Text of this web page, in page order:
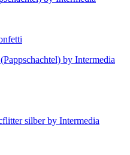
by Intermedia
silber by Intermedia